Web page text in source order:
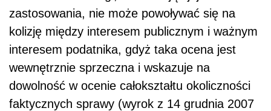
zastosowania, nie może powoływać się na
kolizję między interesem publicznym i ważnym
interesem podatnika, gdyż taka ocena jest
wewnętrznie sprzeczna i wskazuje na
dowolność w ocenie całokształtu okoliczności
faktycznych sprawy (wyrok z 14 grudnia 2007